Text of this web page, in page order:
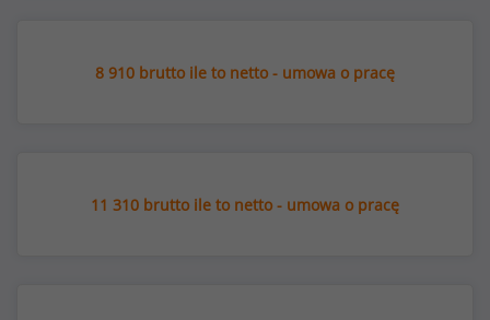
8 910 brutto ile to netto - umowa o pracę
11 310 brutto ile to netto - umowa o pracę